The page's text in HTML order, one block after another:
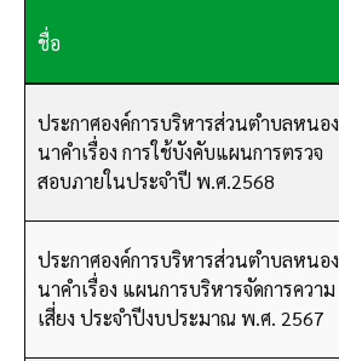
ชื่อ
ประกาศองค์การบริหารส่วนตำบลหนอง
นาคำเรื่อง การใช้บังคับแผนการตรวจ
สอบภายในประจำปี พ.ศ.2568
ประกาศองค์การบริหารส่วนตำบลหนอง
นาคำเรื่อง แผนการบริหารจัดการความ
เสี่ยง ประจำปีงบประมาณ พ.ศ. 2567